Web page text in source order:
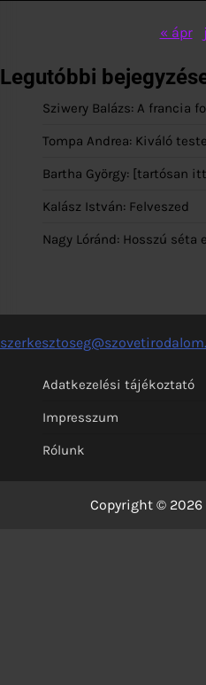
« ápr
Legutóbbi
Sziwery Balázs: A francia
Tompa Andrea: Kiváló
Bartha György: [tartósan
Kalász István: Felveszed
Nagy Lóránd: Hosszú séta
Adatkezelési tájékoztató
Impresszum
Rólunk
Copyright © 2026